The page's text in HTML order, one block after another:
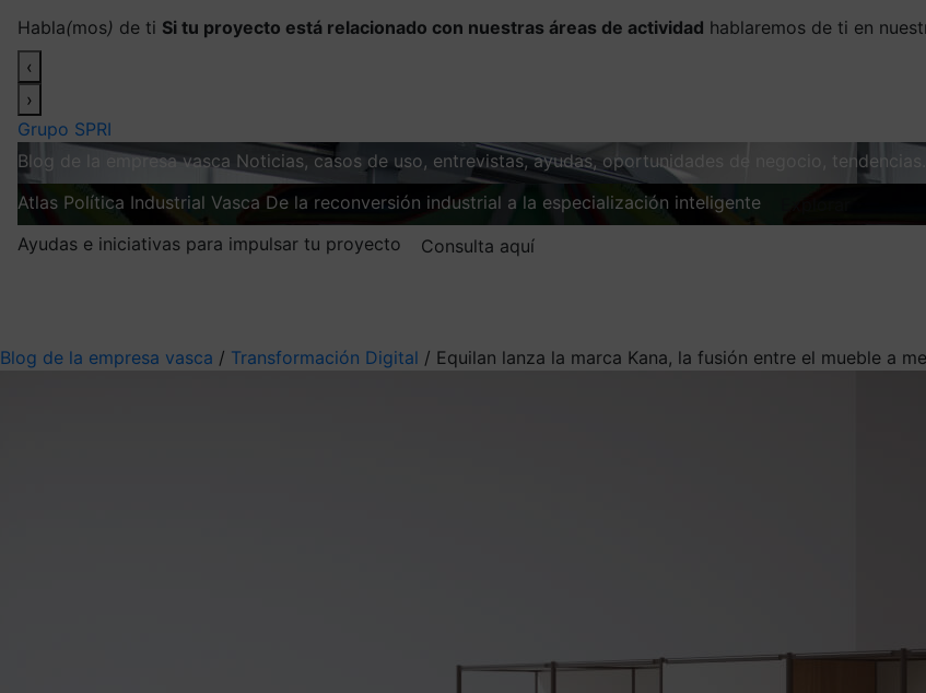
Habla(mos) de ti Si tu proyecto está relacionado con nuestras áreas de actividad hablaremos de ti en
‹
›
Grupo SPRI
Blog de la empresa vasca Noticias, casos de uso, entrevistas, ayudas, oportunidades de negocio, tendencias…
Atlas Política Industrial Vasca De la reconversión industrial a la especialización inteligente
Ayudas e iniciativas para impulsar tu proyecto
Consulta aquí
Blog de la empresa vasca / Transformación Digital / Equilan lanza la marca Kana, la fusión entre el mueble a